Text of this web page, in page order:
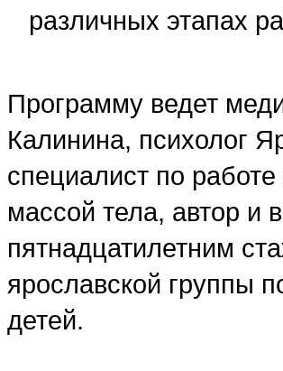
различных этапах
Программу ведет
Калинина, психолог
специалист по
массой тела, автор и
пятнадцатилетним
ярославской группы
детей.